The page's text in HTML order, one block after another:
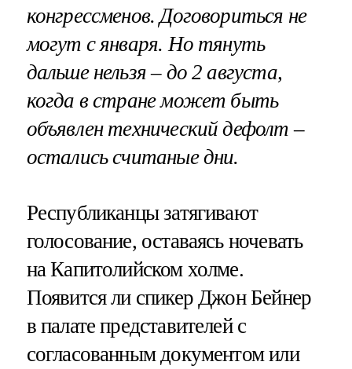
конгрессменов. Договориться не
могут с января. Но тянуть
дальше нельзя – до 2 августа,
когда в стране может быть
объявлен технический дефолт –
остались считаные дни.
Республиканцы затягивают
голосование, оставаясь ночевать
на Капитолийском холме.
Появится ли спикер Джон Бейнер
в палате представителей с
согласованным документом или